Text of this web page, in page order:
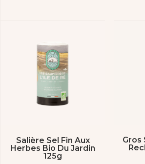
Salière Sel Fin Aux
Herbes Bio Du Jardin
125g
Gros